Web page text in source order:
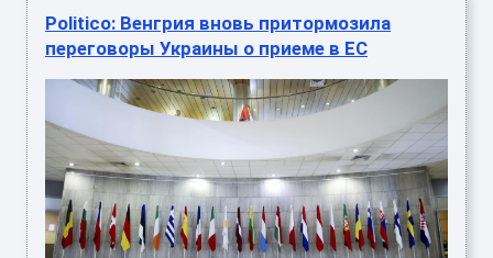
Politico: Венгрия вновь притормозила
переговоры Украины о приеме в ЕС